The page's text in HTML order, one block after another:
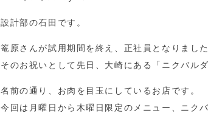
設計部の石田です。
篭原さんが試用期間を終え、正社員となりました
そのお祝いとして先日、大崎にある「ニクバル
名前の通り、お肉を目玉にしているお店です。
今回は月曜日から木曜日限定のメニュー、ニク